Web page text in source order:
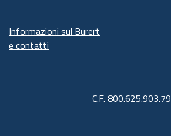
Informazioni sul Burert
e contatti
C.F. 800.625.903.79